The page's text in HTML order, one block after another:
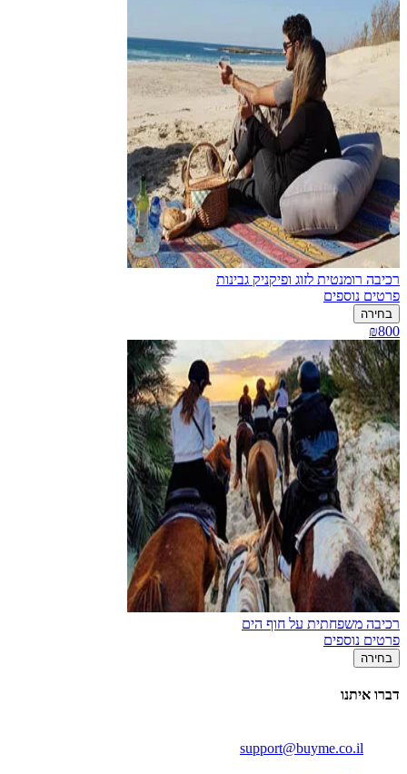
רכיבה רומנטית לזוג ופיקניק גבינות
פרטים נוספים
בחירה
₪800
רכיבה משפחתית על חוף הים
פרטים נוספים
בחירה
דברו איתנו
support@buyme.co.il